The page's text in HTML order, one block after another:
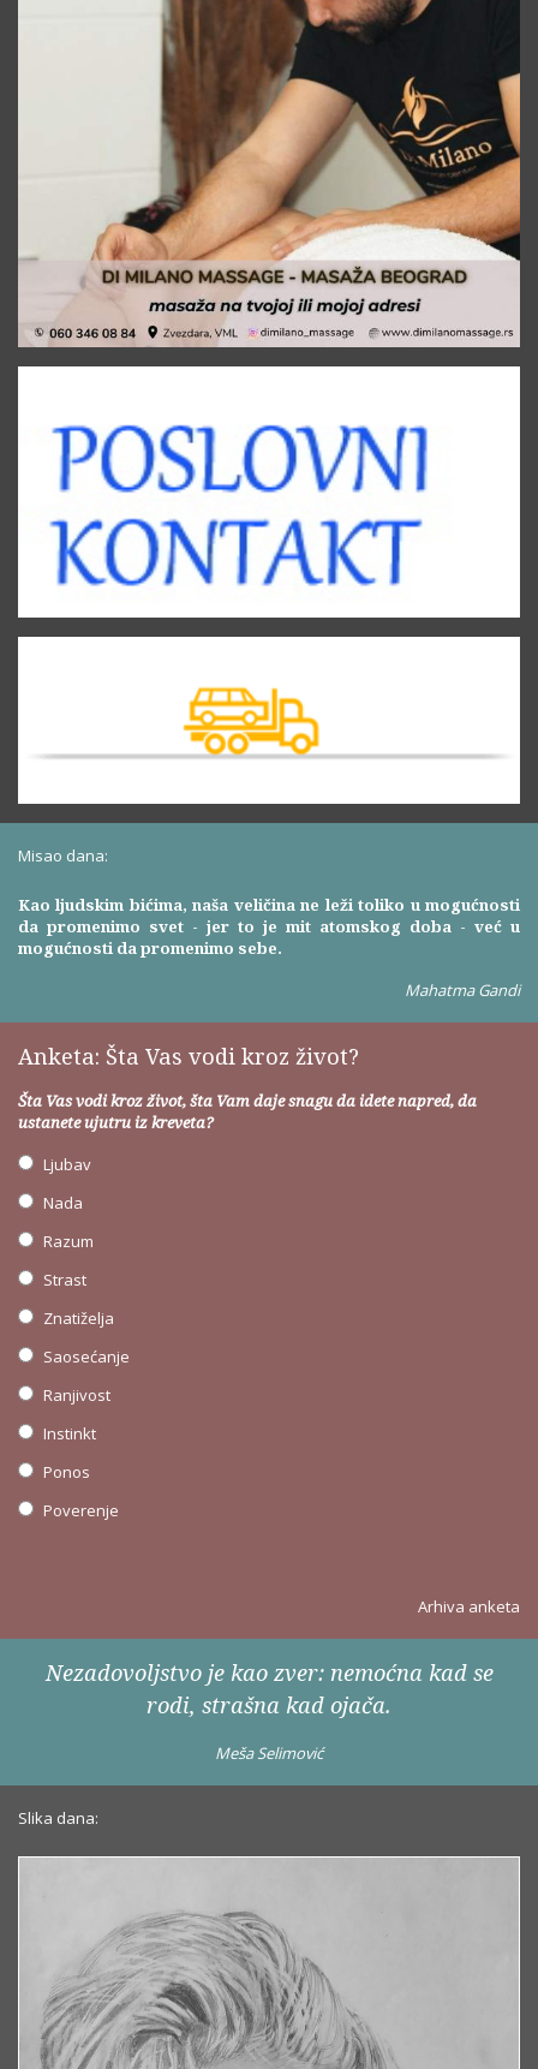
Misao dana:
Kao ljudskim bićima, naša veličina ne leži toliko u mogućnosti
da promenimo svet - jer to je mit atomskog doba - već u
mogućnosti da promenimo sebe.
Mahatma Gandi
Anketa: Šta Vas vodi kroz život?
Šta Vas vodi kroz život, šta Vam daje snagu da idete napred, da
ustanete ujutru iz kreveta?
Ljubav
Nada
Razum
Strast
Znatiželja
Saosećanje
Ranjivost
Instinkt
Ponos
Poverenje
Arhiva anketa
Nezadovoljstvo je kao zver: nemoćna kad se
rodi, strašna kad ojača.
Meša Selimović
Slika dana: